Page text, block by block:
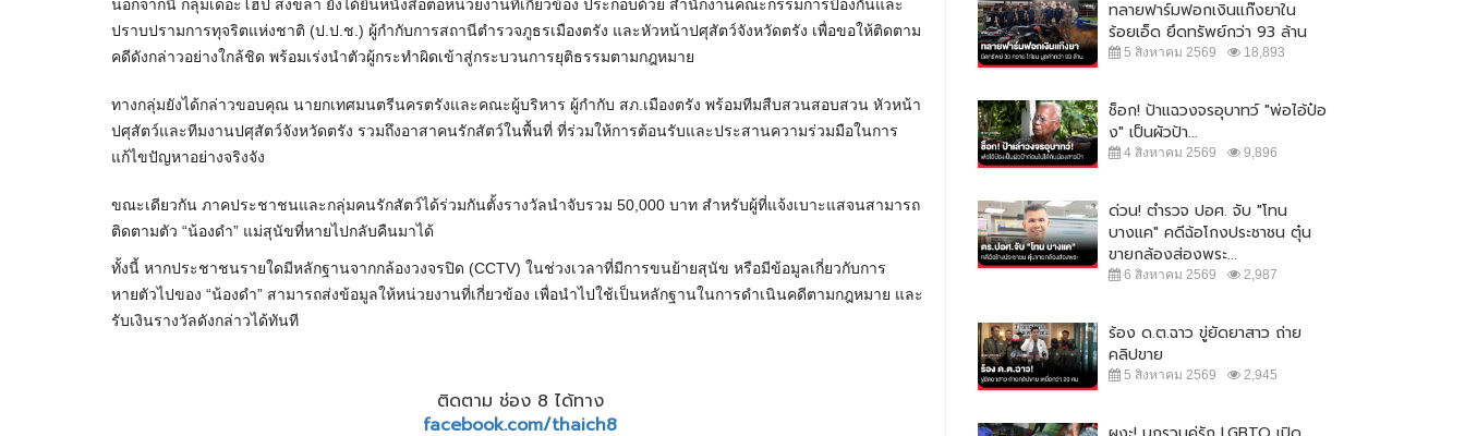
นอกจากนี้ กลุ่มเดอะโฮป สงขลา ยังได้ยื่นหนังสือต่อหน่วยงานที่เกี่ยวข้อง ประกอบด้วย สำนักงานคณะกรรมการป้องกันและ
ปราบปรามการทุจริตแห่งชาติ (ป.ป.ช.) ผู้กำกับการสถานีตำรวจภูธรเมืองตรัง และหัวหน้าปศุสัตว์จังหวัดตรัง เพื่อขอให้ติดตาม
คดีดังกล่าวอย่างใกล้ชิด พร้อมเร่งนำตัวผู้กระทำผิดเข้าสู่กระบวนการยุติธรรมตามกฎหมาย
ทางกลุ่มยังได้กล่าวขอบคุณ นายกเทศมนตรีนครตรังและคณะผู้บริหาร ผู้กำกับ สภ.เมืองตรัง พร้อมทีมสืบสวนสอบสวน หัวหน้า
ปศุสัตว์และทีมงานปศุสัตว์จังหวัดตรัง รวมถึงอาสาคนรักสัตว์ในพื้นที่ ที่ร่วมให้การต้อนรับและประสานความร่วมมือในการ
แก้ไขปัญหาอย่างจริงจัง
ขณะเดียวกัน ภาคประชาชนและกลุ่มคนรักสัตว์ได้ร่วมกันตั้งรางวัลนำจับรวม 50,000 บาท สำหรับผู้ที่แจ้งเบาะแสจนสามารถ
ติดตามตัว “น้องดำ” แม่สุนัขที่หายไปกลับคืนมาได้
ทั้งนี้ หากประชาชนรายใดมีหลักฐานจากกล้องวงจรปิด (CCTV) ในช่วงเวลาที่มีการขนย้ายสุนัข หรือมีข้อมูลเกี่ยวกับการ
หายตัวไปของ “น้องดำ” สามารถส่งข้อมูลให้หน่วยงานที่เกี่ยวข้อง เพื่อนำไปใช้เป็นหลักฐานในการดำเนินคดีตามกฎหมาย และ
รับเงินรางวัลดังกล่าวได้ทันที
ติดตาม ช่อง 8 ได้ทาง
facebook.com/thaich8
ทลายฟาร์มฟอกเงินแก๊งยาใน
ร้อยเอ็ด ยึดทรัพย์กว่า 93 ล้าน
5 สิงหาคม 2569 18,893
ช็อก! ป้าแฉวงจรอุบาทว์ "พ่อไอ้ป๋อ
ง" เป็นผัวป้า...
4 สิงหาคม 2569 9,896
ด่วน! ตำรวจ ปอศ. จับ "โทน
บางแค" คดีฉ้อโกงประชาชน ตุ๋น
ขายกล้องส่องพระ...
6 สิงหาคม 2569 2,987
ร้อง ด.ต.ฉาว ขู่ยัดยาสาว ถ่าย
คลิปขาย
5 สิงหาคม 2569 2,945